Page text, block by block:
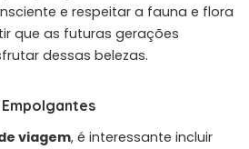
e respeitar a fauna e flora
que as futuras gerações
dessas belezas.
viagem, é interessante incluir